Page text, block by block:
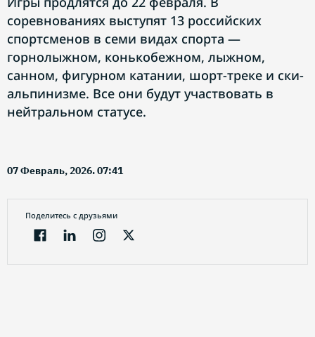
соревнованиях выступят 13 российских
спортсменов в семи видах спорта —
горнолыжном, конькобежном, лыжном,
санном, фигурном катании, шорт-треке и ски-
альпинизме. Все они будут участвовать в
нейтральном статусе.
07 Февраль, 2026. 07:41
Поделитесь с друзьями